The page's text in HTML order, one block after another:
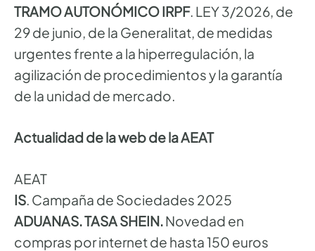
TRAMO AUTONÓMICO IRPF. LEY 3/2026, de
29 de junio, de la Generalitat, de medidas
urgentes frente a la hiperregulación, la
agilización de procedimientos y la garantía
de la unidad de mercado.
Actualidad de la web de la AEAT
AEAT
IS . Campaña de Sociedades 2025
ADUANAS. TASA SHEIN.Novedad en
compras por internet de hasta 150 euros